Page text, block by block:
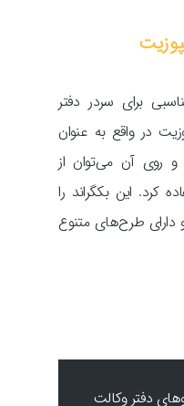
برای سردر دفتر
در واقع به عنوان
و روی آن می‌توان از
کرد. این بکگراند را
طرح‌های متنوع
دفتر وکالت